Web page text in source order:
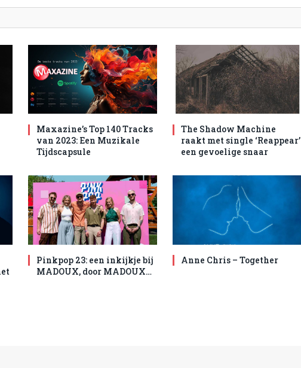
Maxazine’s Top 140 Tracks
van 2023: Een Muzikale
Tijdscapsule
The Shadow Machine
raakt met single ‘Reappear’
een gevoelige snaar
Pinkpop 23: een inkijkje bij
MADOUX, door MADOUX…
Anne Chris – Together